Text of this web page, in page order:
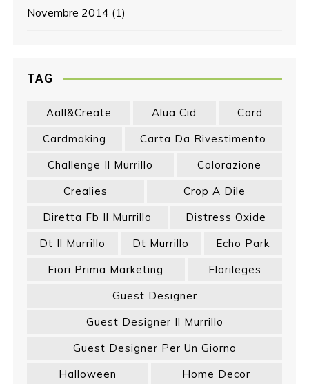
Novembre 2014 (1)
TAG
Aall&create Alua Cid
Card
Cardmaking
Carta Da Rivestimento
Challenge Il Murrillo
Colorazione
Crealies
Crop A Dile
Diretta Fb Il Murrillo
Distress Oxide
Dt Il Murrillo
Dt Murrillo
Echo Park
Fiori Prima Marketing
Florileges
Guest Designer
Guest Designer Il Murrillo
Guest Designer Per Un Giorno
Halloween
Home Decor